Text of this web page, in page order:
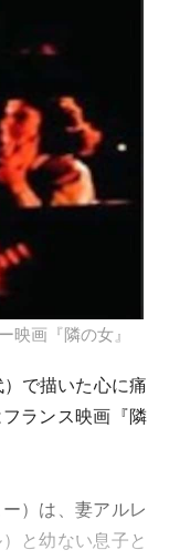
映画『隣の女』
で描いた心に痛
ランス映画『隣
）は、妻アルレ
と幼ない息子と